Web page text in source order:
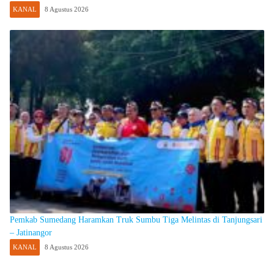
KANAL 8 Agustus 2026
Pemkab Sumedang Haramkan Truk Sumbu Tiga Melintas di Tanjungsari
– Jatinangor
KANAL 8 Agustus 2026